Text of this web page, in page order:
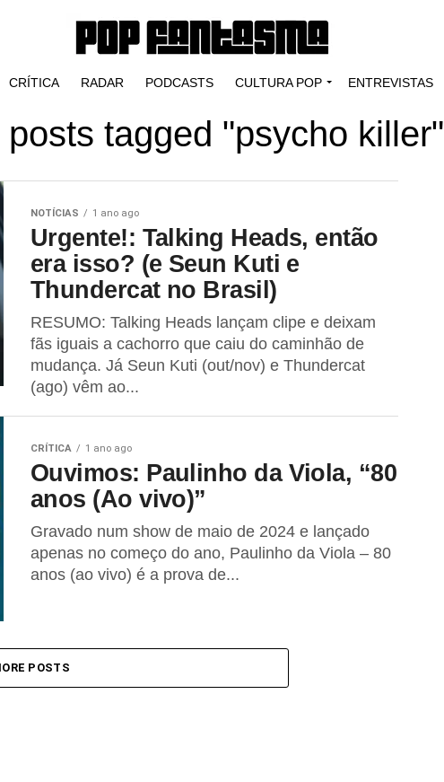
CRÍTICA RADAR PODCASTS CULTURA POP ENTREVISTAS
tagged "psycho killer"
NOTÍCIAS 1 ano ago
Urgente!: Talking Heads, então
era isso? (e Seun Kuti e
Thundercat no Brasil)
RESUMO: Talking Heads lançam clipe e deixam
fãs iguais a cachorro que caiu do caminhão de
mudança. Já Seun Kuti (out/nov) e Thundercat
(ago) vêm ao...
CRÍTICA 1 ano ago
Ouvimos: Paulinho da Viola, “80
anos (Ao vivo)”
Gravado num show de maio de 2024 e lançado
apenas no começo do ano, Paulinho da Viola – 80
anos (ao vivo) é a prova de...
POSTS